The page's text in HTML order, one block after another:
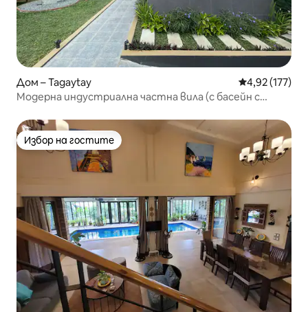
Дом – Tagaytay Средна
4,92 (177)
Модерна индустриална частна вила (с басейн с
Избор на гостите
Избор на гостите